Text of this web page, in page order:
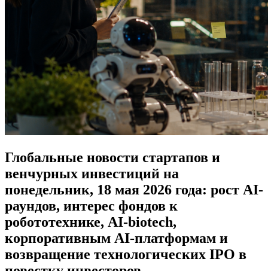
Глобальные новости стартапов и
венчурных инвестиций на
понедельник, 18 мая 2026 года: рост AI-
раундов, интерес фондов к
робототехнике, AI-biotech,
корпоративным AI-платформам и
возвращение технологических IPO в